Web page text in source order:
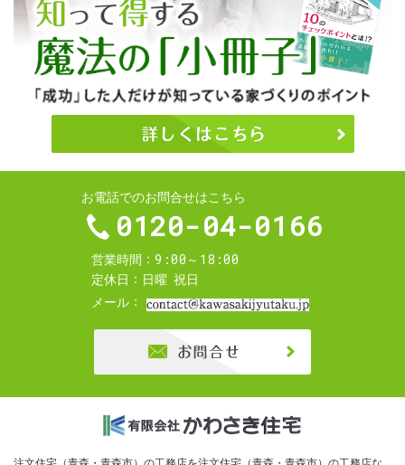
お電話でのお問合せはこちら
0120-04-0166
営業時間 9:00～18:00
定休日 日曜 祝日
メール